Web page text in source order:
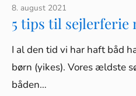
5 tips til sejlerferie
8. august 2021
I al den tid vi har haft båd
børn (yikes). Vores ældste
båden…